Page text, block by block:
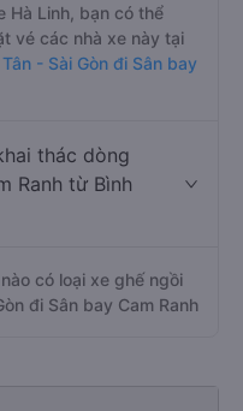
Hà Linh, bạn có thể
vé các nhà xe này tại
- Sài Gòn đi Sân bay
thác dòng
Ranh từ Bình
có loại xe ghế ngồi
đi Sân bay Cam Ranh